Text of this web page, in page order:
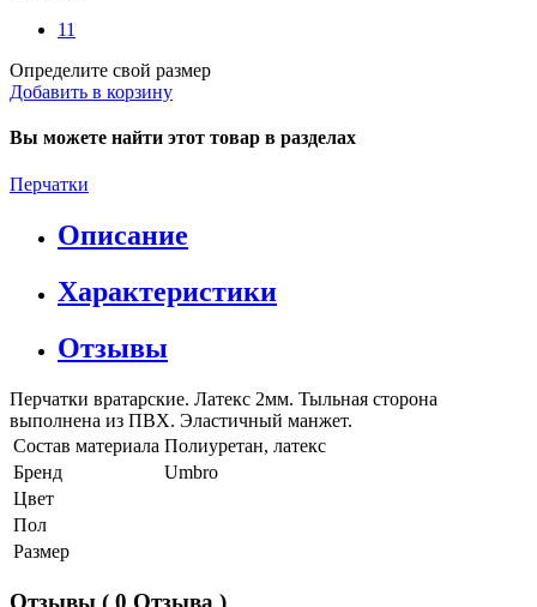
11
Определите свой размер
Добавить в корзину
Вы можете найти этот товар в разделах
Перчатки
Описание
Характеристики
Отзывы
Перчатки вратарские. Латекс 2мм. Тыльная сторона
выполнена из ПВХ. Эластичный манжет.
Состав материала Полиуретан, латекс
Бренд
Umbro
Цвет
Пол
Размер
Отзывы ( 0 Отзыва )